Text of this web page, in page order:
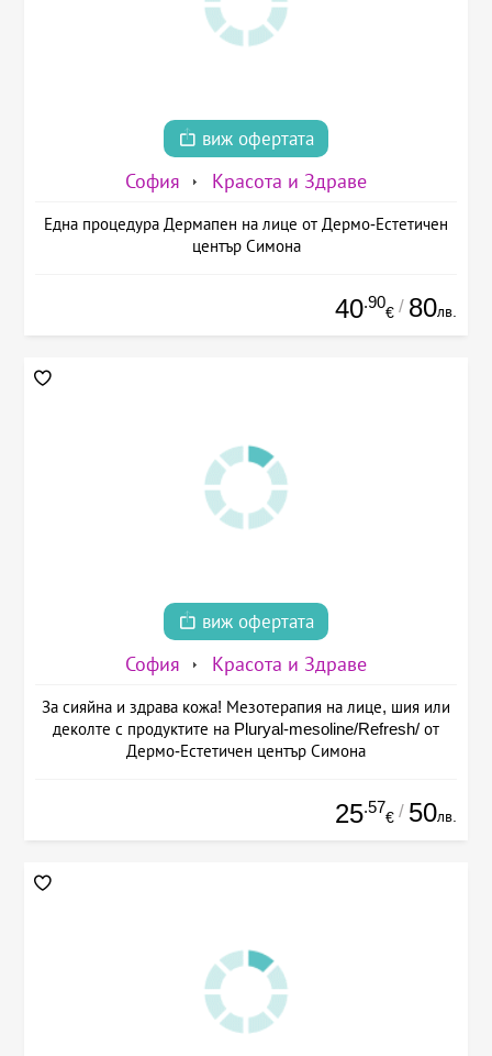
виж офертата
София Красота и Здраве
Една процедура Дермапен на лице от Дермо-Естетичен
център Симона
40.90
€ / 80лв.
виж офертата
София Красота и Здраве
За сияйна и здрава кожа! Мезотерапия на лице, шия или
деколте с продуктите на Pluryal-mesoline/Refresh/ от
Дермо-Естетичен център Симона
25.57
€ / 50лв.